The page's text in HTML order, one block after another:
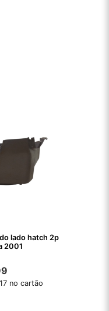
lado hatch 2p
2001
no cartão